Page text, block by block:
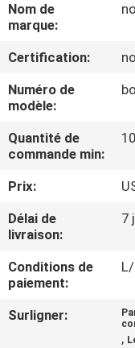
À
PROPOS
DE
NOUS
VISITE
DE
L'USINE
CONTRÔLE
DE
LA
Nom de
marque:
Certification:
Numéro de
modèle:
Quantité de
commande min:
10
Prix:
Délai de
livraison:
7
Conditions de
paiement:
Surligner:
,